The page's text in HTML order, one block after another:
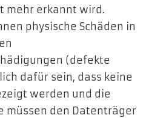
mehr erkannt wird.
physische Schäden in
(defekte
dafür sein, dass keine
werden und die
müssen den Datenträger